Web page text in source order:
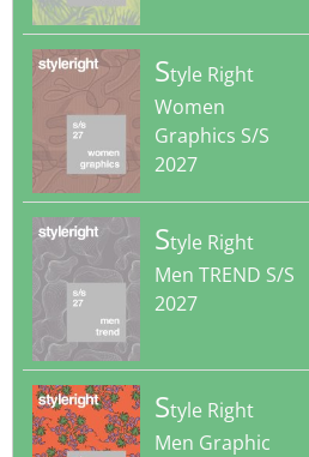
Style Right
Women
Graphics S/S
2027
Style Right
Men TREND S/S
2027
Style Right
Men Graphic